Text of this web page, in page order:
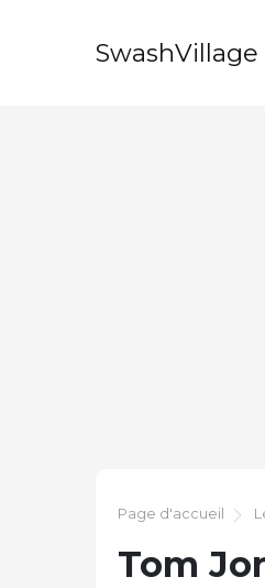
SwashVillage
Page d'accueil
Tom